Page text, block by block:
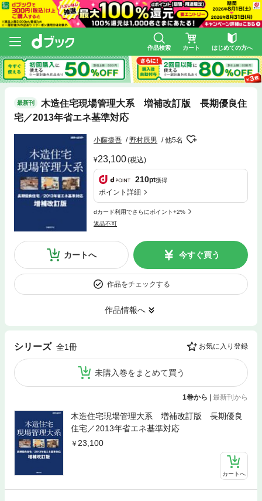
作品検索 カート はじめての方へ
最新刊
木造住宅現場管理大系 増補改訂版 長期優良住
宅／2013年省エネ基準対応
小藤捷吾 野村辰男 他5名
23,100(税込)
210pt獲得
ポイント詳細
dカード利用でさらにポイント+2%
返品不可
カートへ 今すぐ買う
作品をチェックする
作品情報へ
シリーズ 全1冊 お気に入り登録
未購入巻をまとめて買う
1巻から | 最新刊から
木造住宅現場管理大系 増補改訂版 長期優良
住宅／2013年省エネ基準対応
23,100
カートへ